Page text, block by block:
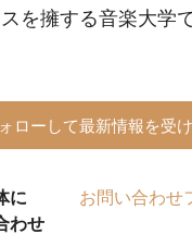
を擁する音楽大学
ローして最新情報を受
に
わせ
お問い合わせ